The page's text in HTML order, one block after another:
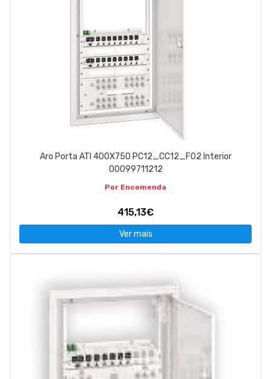
Aro Porta ATI 400X750 PC12_CC12_FO2 Interior
00099711212
Por Encomenda
415,13€
Ver mais